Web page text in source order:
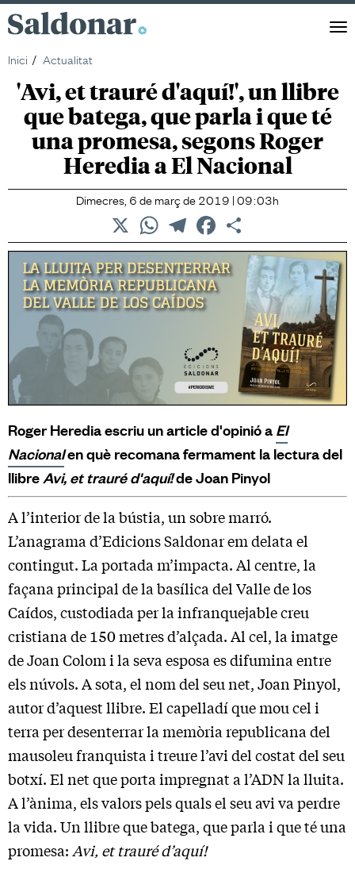
Saldonar
Inici
Actualitat
'Avi, et trauré d'aquí!', un llibre
que batega, que parla i que té
una promesa, segons Roger
Heredia a El Nacional
Dimecres, 6 de març de 2019 | 09:03h
WhatsAppTelegramFacebook
Roger Heredia escriu un article d'opinió aEl
Nacionalen què recomana fermament la lectura del
llibreAvi, et trauré d'aquí!de Joan Pinyol
A l’interior de la bústia, un sobre marró.
L’anagrama d’Edicions Saldonar em delata el
contingut. La portada m’impacta. Al centre, la
façana principal de la basílica del Valle de los
Caídos, custodiada per la infranquejable creu
cristiana de 150 metres d’alçada. Al cel, la imatge
de Joan Colom i la seva esposa es difumina entre
els núvols. A sota, el nom del seu net, Joan Pinyol,
autor d’aquest llibre. El capelladí que mou cel i
terra per desenterrar la memòria republicana del
mausoleu franquista i treure l’avi del costat del seu
botxí. El net que porta impregnat a l’ADN la lluita.
A l’ànima, els valors pels quals el seu avi va perdre
la vida. Un llibre que batega, que parla i que té una
promesa: Avi, et trauré d’aquí!